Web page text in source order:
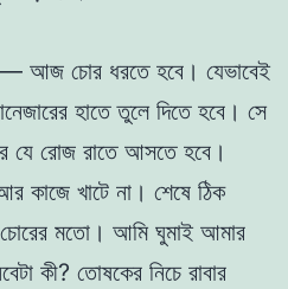
আজ চোর ধরতে হবে। যেভাবেই
হাতে তুলে দিতে হবে। সে
যে রোজ রাতে আসতে হবে।
কাজে খাটে না। শেষে ঠিক
মতো। আমি ঘুমাই আমার
কী? তোষকের নিচে রাবার